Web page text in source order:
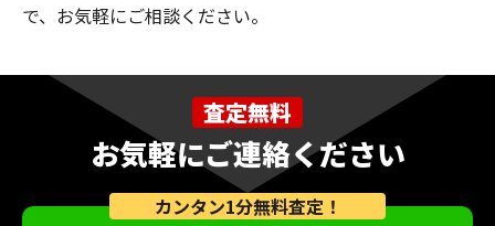
で、お気軽にご相談ください。
査定無料
お気軽にご連絡ください
カンタン1分無料査定！